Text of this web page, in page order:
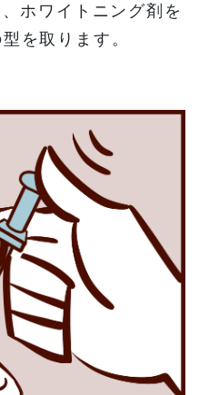
ホワイトニング剤を
を取ります。